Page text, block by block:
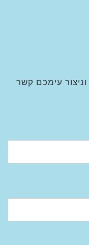
עימכם קשר